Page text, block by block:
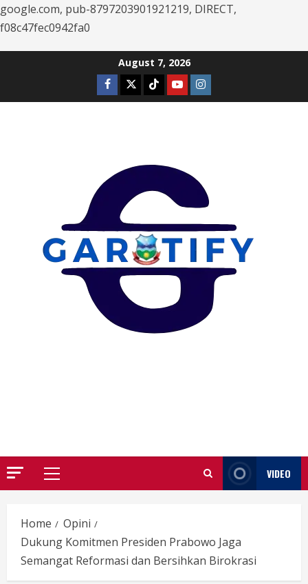
google.com, pub-8797203901921219, DIRECT,
f08c47fec0942fa0
August 7, 2026
Facebook
TwitterTiktokYoutubeInstagram
Primary
VIDEO
Home
Opini
Dukung Komitmen Presiden Prabowo Jaga
Semangat Reformasi dan Bersihkan Birokrasi